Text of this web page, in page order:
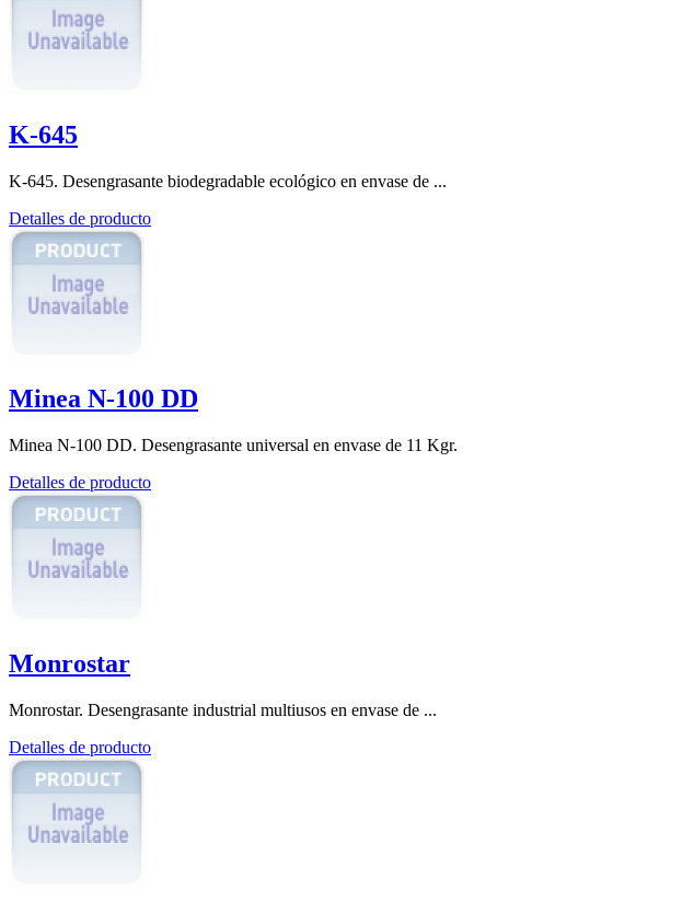
K-645
K-645. Desengrasante biodegradable ecológico en envase de ...
Detalles de producto
Minea N-100 DD
Minea N-100 DD. Desengrasante universal en envase de 11 Kgr.
Detalles de producto
Monrostar
Monrostar. Desengrasante industrial multiusos en envase de ...
Detalles de producto